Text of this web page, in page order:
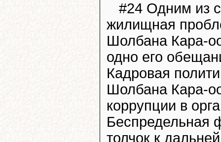
#24 Одним из
жилищная
Шолбана Кара-
одно его
Кадровая
Шолбана Кара-
коррупции в
Беспредельная
толчок к